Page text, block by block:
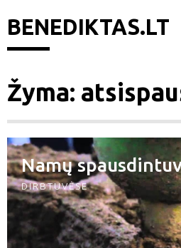
BENEDIKTAS.LT
Skip
to
content
Žyma:
Namų
DIRBTUVĖSE